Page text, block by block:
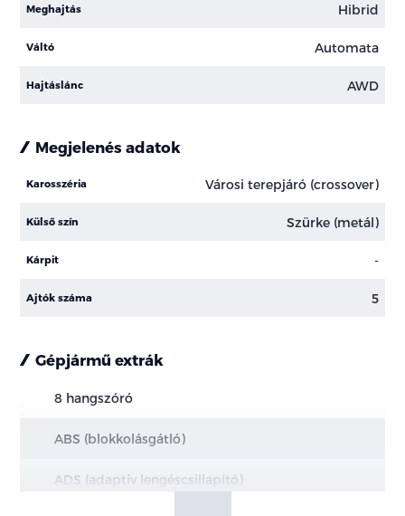
Meghajtás Hibrid
Váltó Automata
Hajtáslánc AWD
Megjelenés adatok
Karosszéria Városi terepjáró (crossover)
Külső szín Szürke (metál)
Kárpit -
Ajtók száma 5
Gépjármű extrák
8 hangszóró
ABS (blokkolásgátló)
ADS (adaptív lengéscsillapító)